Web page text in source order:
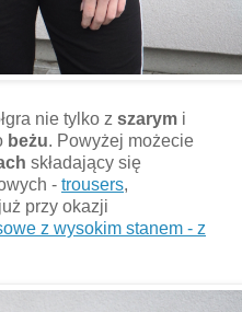
nie tylko z szarym i
beżu. Powyżej możecie
składający się
- trousers,
przy okazji
z wysokim stanem - z